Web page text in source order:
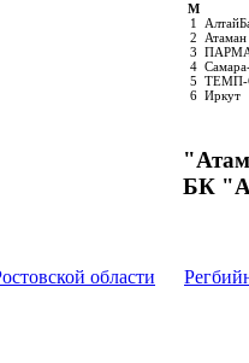
М
1
2
Атаман
3
4
5
6 Иркут
БК
области